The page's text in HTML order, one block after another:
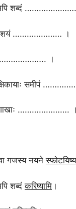
शब्दं
………………… ।
।
समीपं
…………………. ।
गजस्य नयने
शब्दंकरिष्यामि ।